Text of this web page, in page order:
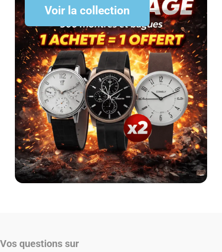
Voir la collection
Vos questions sur